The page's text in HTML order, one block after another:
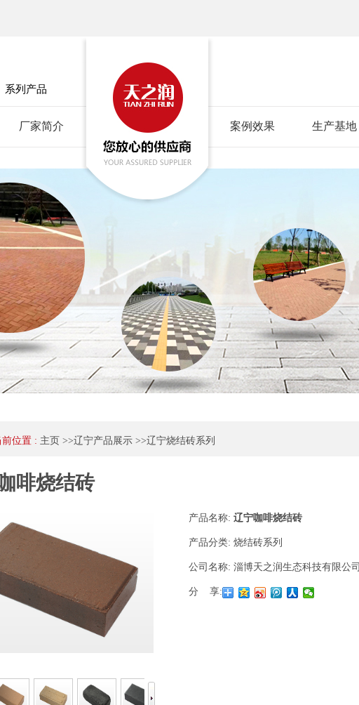
系列产品
厂家简介 案例效果 生产基地
前位置 : 主页 >>辽宁产品展示 >>辽宁烧结砖系列
啡烧结砖
产品名称: 辽宁咖啡烧结砖
产品分类: 烧结砖系列
公司名称: 淄博天之润生态科技有限公司
分 享: